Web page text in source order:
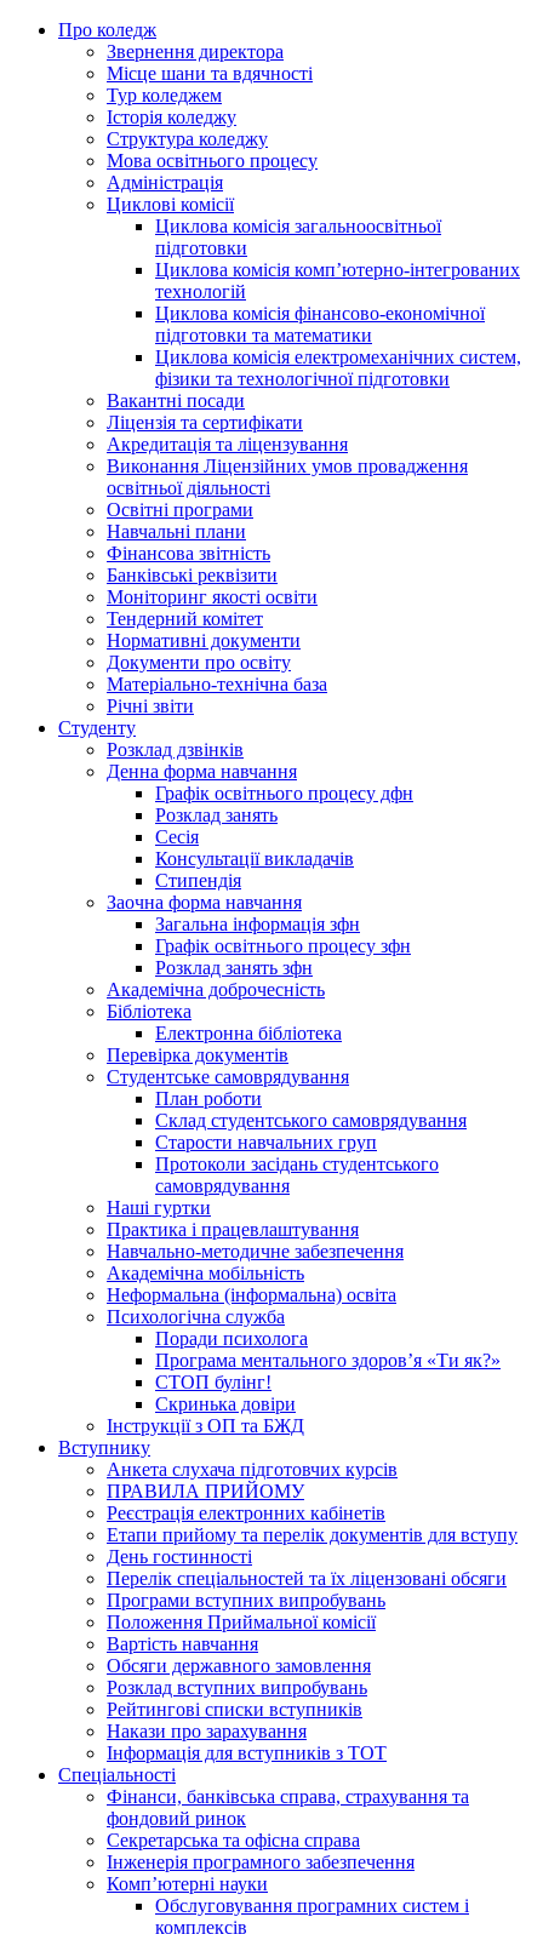
Про коледж
Звернення директора
Місце шани та вдячності
Тур коледжем
Історія коледжу
Структура коледжу
Мова освітнього процесу
Адміністрація
Циклові комісії
Циклова комісія загальноосвітньої
підготовки
Циклова комісія комп’ютерно-інтегрованих
технологій
Циклова комісія фінансово-економічної
підготовки та математики
Циклова комісія електромеханічних систем,
фізики та технологічної підготовки
Вакантні посади
Ліцензія та сертифікати
Акредитація та ліцензування
Виконання Ліцензійних умов провадження
освітньої діяльності
Освітні програми
Навчальні плани
Фінансова звітність
Банківські реквізити
Моніторинг якості освіти
Тендерний комітет
Нормативні документи
Документи про освіту
Матеріально-технічна база
Річні звіти
Студенту
Розклад дзвінків
Денна форма навчання
Графік освітнього процесу дфн
Розклад занять
Сесія
Консультації викладачів
Стипендія
Заочна форма навчання
Загальна інформація зфн
Графік освітнього процесу зфн
Розклад занять зфн
Академічна доброчесність
Бібліотека
Електронна бібліотека
Перевірка документів
Студентське самоврядування
План роботи
Склад студентського самоврядування
Старости навчальних груп
Протоколи засідань студентського
самоврядування
Наші гуртки
Практика і працевлаштування
Навчально-методичне забезпечення
Академічна мобільність
Неформальна (інформальна) освіта
Психологічна служба
Поради психолога
Програма ментального здоров’я «Ти як?»
СТОП булінг!
Скринька довіри
Інструкції з ОП та БЖД
Вступнику
Анкета слухача підготовчих курсів
ПРАВИЛА ПРИЙОМУ
Реєстрація електронних кабінетів
Етапи прийому та перелік документів для вступу
День гостинності
Перелік спеціальностей та їх ліцензовані обсяги
Програми вступних випробувань
Положення Приймальної комісії
Вартість навчання
Обсяги державного замовлення
Розклад вступних випробувань
Рейтингові списки вступників
Накази про зарахування
Інформація для вступників з ТОТ
Спеціальності
Фінанси, банківська справа, страхування та
фондовий ринок
Секретарська та офісна справа
Інженерія програмного забезпечення
Комп’ютерні науки
Обслуговування програмних систем і
комплексів